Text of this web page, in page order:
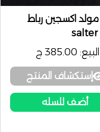
اكسجين رباط
salter
385.00 ج
إستكشاف المنتج
أضف للسله